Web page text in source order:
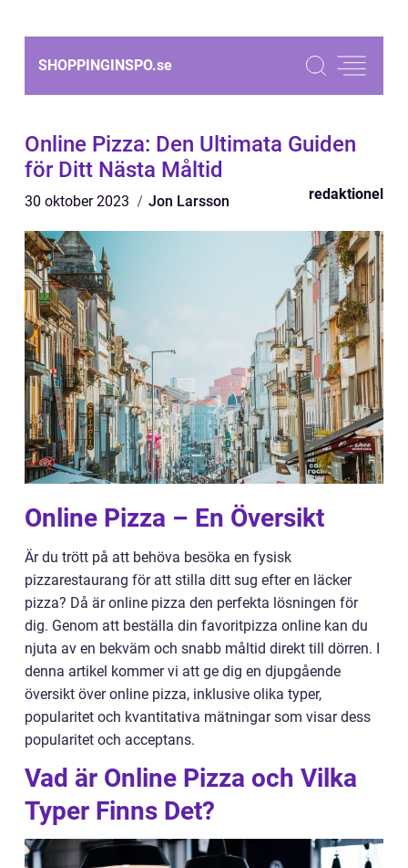
SHOPPINGINSPO.se
Online Pizza: Den Ultimata Guiden
för Ditt Nästa Måltid
30 oktober 2023 Jon Larsson redaktionel
Online Pizza – En Översikt
Är du trött på att behöva besöka en fysisk
pizzarestaurang för att stilla ditt sug efter en läcker
pizza? Då är online pizza den perfekta lösningen för
dig. Genom att beställa din favoritpizza online kan du
njuta av en bekväm och snabb måltid direkt till dörren. I
denna artikel kommer vi att ge dig en djupgående
översikt över online pizza, inklusive olika typer,
popularitet och kvantitativa mätningar som visar dess
popularitet och acceptans.
Vad är Online Pizza och Vilka
Typer Finns Det?